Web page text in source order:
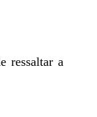
ressaltar a